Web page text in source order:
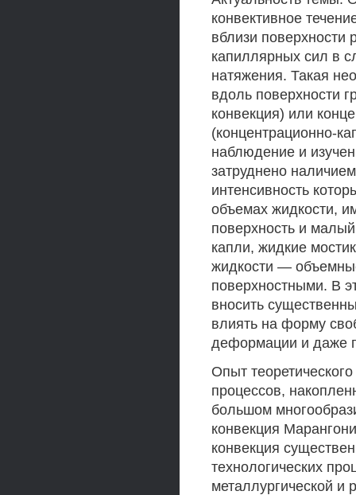
конвективное
вблизи поверхности
капиллярных сил в
натяжения. Такая
вдоль поверхности
конвекция) или
(концентрационно-
наблюдение и
затруднено
интенсивность
объемах жидкости,
поверхность и
капли, жидкие
жидкости —
поверхностными. В
вносить
влиять на форму
деформации и даже
Опыт
процессов,
большом
конвекция
конвекция
технологических
металлургической и